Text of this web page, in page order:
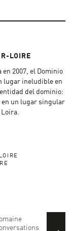
LOIRE
2007, el Dominio
lugar ineludible en
del dominio:
un lugar singular